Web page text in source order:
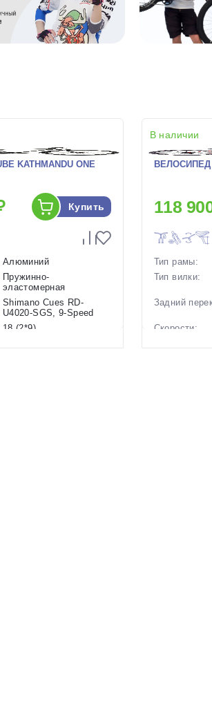
KATHMANDU ONE
Купить
Алюминий
Пружинно-
эластомерная
Shimano Cues RD-
U4020-SGS, 9-Speed
18 (2*9)
В наличии
ВЕЛОСИПЕД
118
Тип рамы:
Тип вилки:
Задний
Скорости: